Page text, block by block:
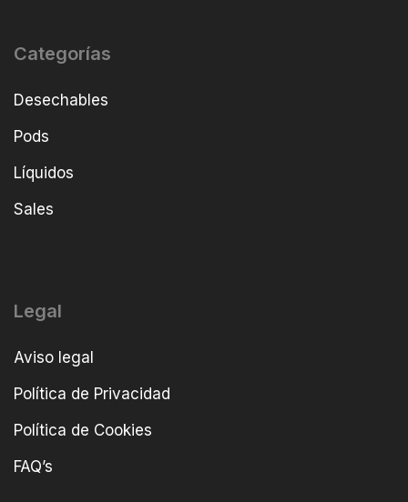
Categorías
Desechables
Pods
Líquidos
Sales
Legal
Aviso legal
Política de Privacidad
Política de Cookies
FAQ’s